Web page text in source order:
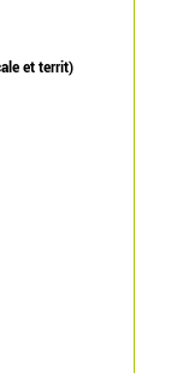
et territ)